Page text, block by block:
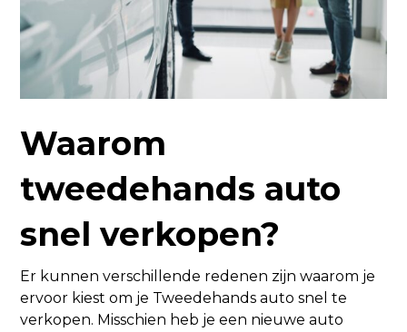
Waarom
tweedehands auto
snel verkopen?
Er kunnen verschillende redenen zijn waarom je
ervoor kiest om je Tweedehands auto snel te
verkopen. Misschien heb je een nieuwe auto